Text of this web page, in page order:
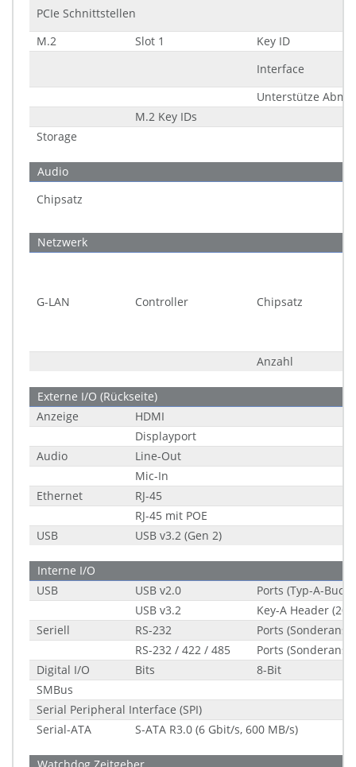
PCIe Schnittstellen
M.2
Slot 1
Key ID
Interface
Unterstütze
M.2 Key IDs
Storage
Audio
Chipsatz
Netzwerk
G-LAN Controller Chipsatz
Anzahl
Externe I/O (Rückseite)
Anzeige
HDMI
Displayport
Audio
Line-Out
Mic-In
Ethernet
RJ-45
RJ-45 mit POE
USB
USB v3.2 (Gen 2)
Interne I/O
USB
USB v2.0
Ports (Typ-A-
USB v3.2
Key-A Header (20-
Seriell
RS-232
Ports
RS-232 / 422 / 485
Ports
Digital I/O
Bits
8-Bit
SMBus
Serial Peripheral Interface (SPI)
Serial-ATA
S-ATA R3.0 (6 Gbit/s, 600 MB/s)